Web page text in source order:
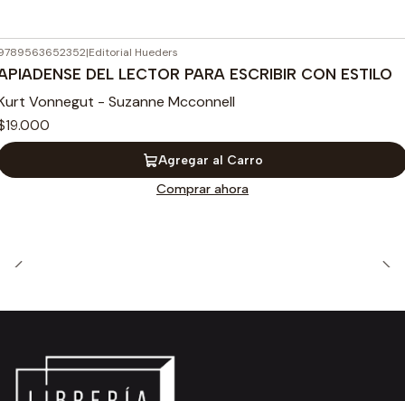
|Editorial Hueders
DEL LECTOR PARA ESCRIBIR CON ESTILO
Vonnegut - Suzanne Mcconnell
Agregar al Carro
Comprar ahora